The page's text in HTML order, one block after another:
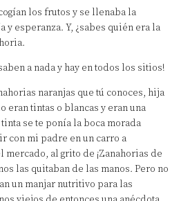
los frutos y se llenaba la
y esperanza. Y, ¿sabes quién era la
a nada y hay en todos los sitios!
naranjas que tú conoces, hija
eran tintas o blancas y eran una
se te ponía la boca morada
con mi padre en un carro a
al grito de ¡Zanahorias de
las quitaban de las manos. Pero no
un manjar nutritivo para las